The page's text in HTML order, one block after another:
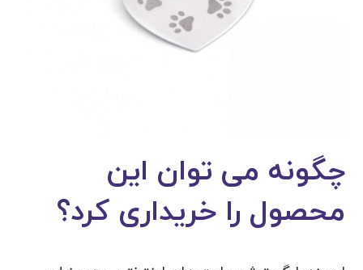
چگونه می توان این
محصول را خریداری کرد؟